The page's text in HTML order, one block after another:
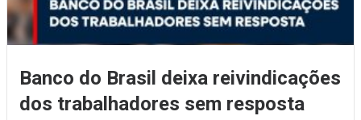
Banco do Brasil deixa reivindicações
dos trabalhadores sem resposta